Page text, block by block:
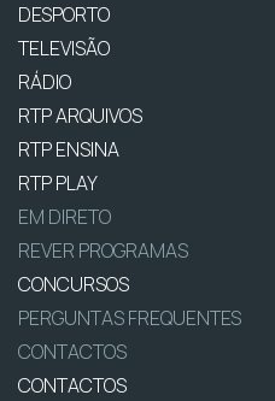
DESPORTO
TELEVISÃO
RÁDIO
RTP ARQUIVOS
RTP ENSINA
RTP PLAY
EM DIRETO
REVER PROGRAMAS
CONCURSOS
PERGUNTAS FREQUENTES
CONTACTOS
CONTACTOS